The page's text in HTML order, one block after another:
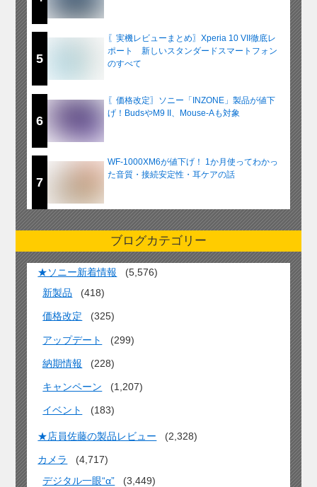
5
〖実機レビューまとめ〗Xperia 10 VII徹底レ
ポート 新しいスタンダードスマートフォン
のすべて
6
〖価格改定〗ソニー「INZONE」製品が値下
げ！BudsやM9 II、Mouse-Aも対象
7
WF-1000XM6が値下げ！ 1か月使ってわかっ
た音質・接続安定性・耳ケアの話
ブログカテゴリー
★ソニー新着情報
(5,576)
新製品
(418)
価格改定 (325)
アップデート (299)
納期情報 (228)
キャンペーン (1,207)
イベント (183)
★店員佐藤の製品レビュー (2,328)
カメラ
(4,717)
デジタル一眼“α”
(3,449)